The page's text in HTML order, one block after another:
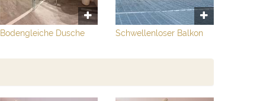
Bodengleiche Dusche Schwellenloser Balkon